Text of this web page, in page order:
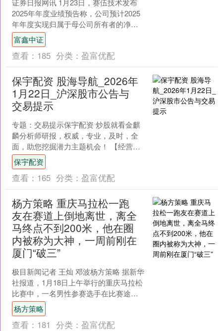
证券日报网讯 1月23日，赛伍技术发布
2025年年度业绩预告称，公司预计2025
年年度实现归属于母公司所有者的净利
润为-27，600万元到-23，000万元，
预....
富鑫中证
查看： 185 分类： 盈富优配
保宇配资 股海导航_2026年
1月22日_沪深股市公告与
交易提示
专题：交易提示保宇配资 炒股就看金麒
麟分析师研报，权威，专业，及时，全
面，助您挖掘潜力主题机会！ 【经营数
据】 摩尔线程：预计2025年实现营收
14.5亿元到1....
保宇配资
查看： 165 分类： 盈富优配
杨方策略 重庆马拉松一跑
友在赛道上倒地离世，离全
马终点不到200米，他在圈
内被称为大神，一周前刚在
厦门“破三”
极目新闻记者 王灿 邓波杨方策略 据新华
社报道，1月18日上午举行的重庆马拉松
比赛中，一名男性参赛选手在比赛途中
突发疾病，经送医抢救无效去世。事件
发生后，赛事组....
杨方策略
查看： 181 分类： 盈富优配